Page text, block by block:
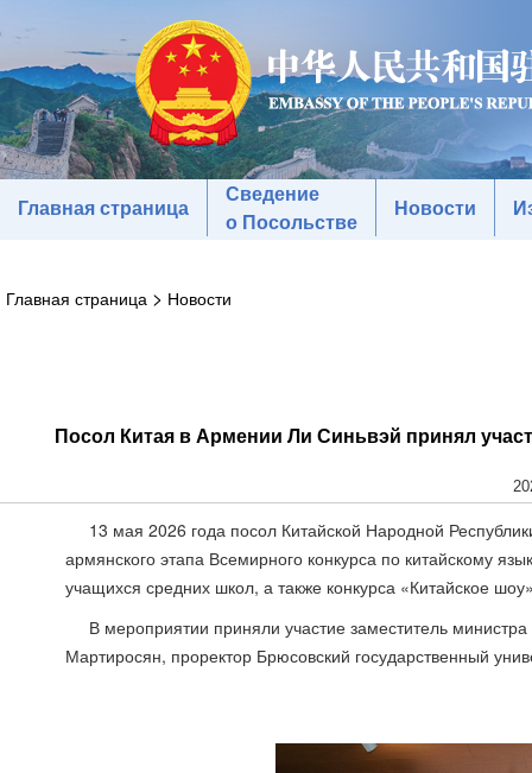
Главная страница
Сведение
о Посольстве
Новости
Главная страница > Новости
Посол Китая в Армении Ли Синьвэй принял
13 мая 2026 года посол Китайской Народной
армянского этапа Всемирного конкурса по китайскому
учащихся средних школ, а также конкурса «Китайское
В мероприятии приняли участие заместитель
Мартиросян, проректор Брюсовский государственный